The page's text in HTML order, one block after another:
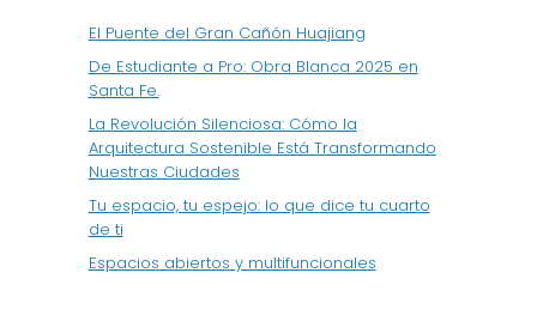
El Puente del Gran Cañón Huajiang
De Estudiante a Pro: Obra Blanca 2025 en
Santa Fe.
La Revolución Silenciosa: Cómo la
Arquitectura Sostenible Está Transformando
Nuestras Ciudades
Tu espacio, tu espejo: lo que dice tu cuarto
de ti
Espacios abiertos y multifuncionales